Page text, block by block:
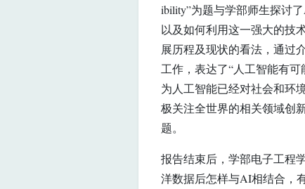
ibility”为题与学部师生探讨
以及如何利用这一强大的技
展历程及现状的看法，通过
工作，表达了“人工智能有
为人工智能已经对社会和环
极关注全世界的相关领域创
题。
报告结束后，学部电子工程
洋数据后怎样与AI相结合，